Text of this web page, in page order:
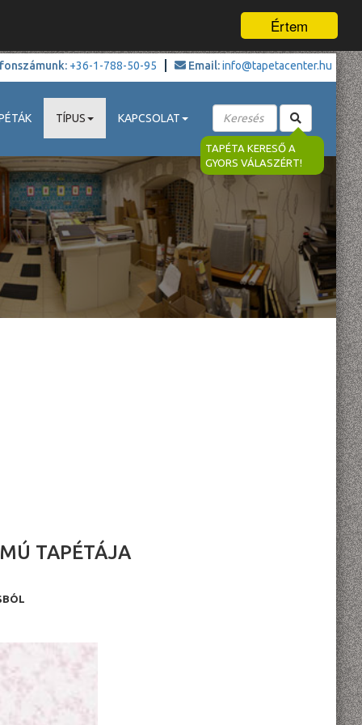
Értem
+36-1-788-50-95 Email:info@tapetacenter.hu
TÍPUS KAPCSOLAT
TAPÉTA KERESŐ A
GYORS VÁLASZÉRT!
TAPÉTÁJA